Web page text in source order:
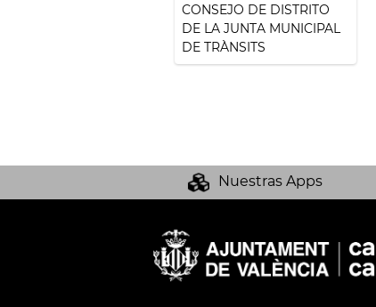
CONSEJO DE DISTRITO
DE LA JUNTA MUNICIPAL
DE TRÀNSITS
Nuestras Apps